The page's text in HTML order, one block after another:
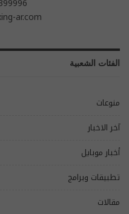
ar.com
الفئات الشعبية
منوعات
آخر الاخبار
أخبار موبايل
تطبيقات وبرامج
مقالات